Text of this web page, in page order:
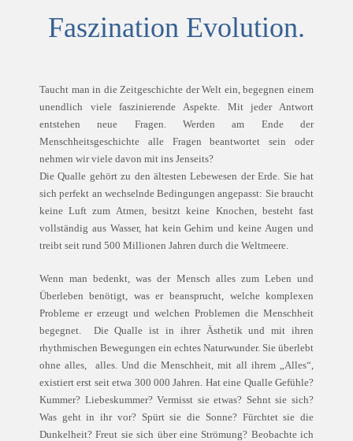
Faszination Evolution.
Taucht man in die Zeitgeschichte der Welt ein, begegnen einem
unendlich viele faszinierende Aspekte. Mit jeder Antwort
entstehen neue Fragen. Werden am Ende der
Menschheitsgeschichte alle Fragen beantwortet sein oder
nehmen wir viele davon mit ins Jenseits?
Die Qualle gehört zu den ältesten Lebewesen der Erde. Sie hat
sich perfekt an wechselnde Bedingungen angepasst: Sie braucht
keine Luft zum Atmen, besitzt keine Knochen, besteht fast
vollständig aus Wasser, hat kein Gehirn und keine Augen und
treibt seit rund 500 Millionen Jahren durch die Weltmeere.
Wenn man bedenkt, was der Mensch alles zum Leben und
Überleben benötigt, was er beansprucht, welche komplexen
Probleme er erzeugt und welchen Problemen die Menschheit
begegnet. Die Qualle ist in ihrer Ästhetik und mit ihren
rhythmischen Bewegungen ein echtes Naturwunder. Sie überlebt
ohne alles, alles. Und die Menschheit, mit all ihrem „Alles“,
existiert erst seit etwa 300 000 Jahren. Hat eine Qualle Gefühle?
Kummer? Liebeskummer? Vermisst sie etwas? Sehnt sie sich?
Was geht in ihr vor? Spürt sie die Sonne? Fürchtet sie die
Dunkelheit? Freut sie sich über eine Strömung? Beobachte ich